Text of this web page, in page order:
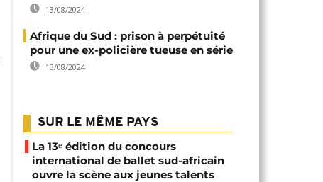
13/08/2024
Afrique du Sud : prison à perpétuité
pour une ex-policière tueuse en série
13/08/2024
SUR LE MÊME PAYS
La 13ᵉ édition du concours
international de ballet sud-africain
ouvre la scène aux jeunes talents